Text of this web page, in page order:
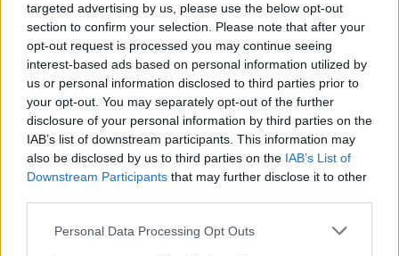
targeted advertising by us, please use the below opt-out
section to confirm your selection. Please note that after your
opt-out request is processed you may continue seeing
interest-based ads based on personal information utilized by
us or personal information disclosed to third parties prior to
your opt-out. You may separately opt-out of the further
disclosure of your personal information by third parties on the
IAB’s list of downstream participants. This information may
also be disclosed by us to third parties on the IAB’s List of
Downstream Participants that may further disclose it to other
Personal Data Processing Opt Outs
Grazie Roma, ci hai creduto
sempre
23/05/2010
Amministratore ucciso a
coltellate Romena condannata a
16 anni
11/10/2009